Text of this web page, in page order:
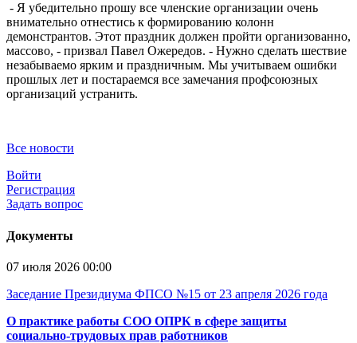
- Я убедительно прошу все членские организации очень
внимательно отнестись к формированию колонн
демонстрантов. Этот праздник должен пройти организованно,
массово, - призвал Павел Ожередов. - Нужно сделать шествие
незабываемо ярким и праздничным. Мы учитываем ошибки
прошлых лет и постараемся все замечания профсоюзных
организаций устранить.
Все новости
Войти
Регистрация
Задать вопрос
Документы
07 июля 2026 00:00
Заседание Президиума ФПСО №15 от 23 апреля 2026 года
О практике работы СОО ОПРК в сфере защиты
социально-трудовых прав работников